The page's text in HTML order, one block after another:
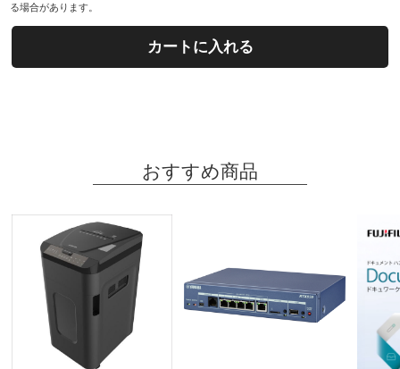
る場合があります。
カートに入れる
おすすめ商品